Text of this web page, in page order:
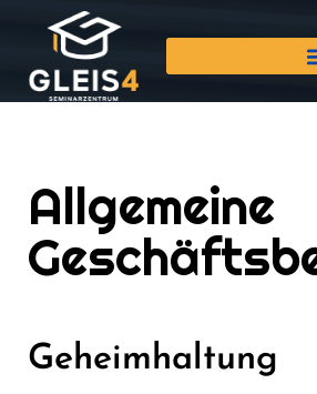
Allgemeine
Geheimhaltung